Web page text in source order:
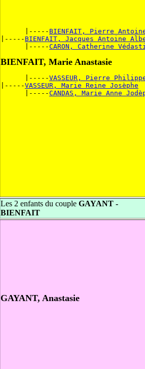
      |-----
BIENFAIT, Pierre
|----- BIENFAIT, Jacques Antoine
      |-----
CARON, Catherine
BIENFAIT, Marie Anastasie
      |-----
VASSEUR, Pierre
|-----VASSEUR, Marie Reine Josèphe
      |-----
CANDAS, Marie Anne
Les 2 enfants du couple GAYANT -
BIENFAIT
GAYANT, Anastasie